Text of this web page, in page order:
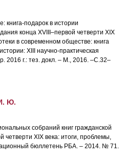
книга-подарок в истории
конца XVIII–первой четверти XIX
в современном обществе: книга
XIII научно-практическая
2016 г.: тез. докл. – М., 2016. –С.32–
Ю.
собраний книг гражданской
четверти XIX века: итоги, проблемы,
бюллетень РБА. – 2014. № 71.